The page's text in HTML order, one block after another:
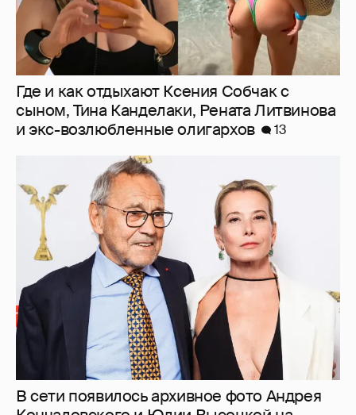
В сети появилось архивное фото Андрея
Кончаловского и Юлии Высоцкой на
отдыхе в Италии
8